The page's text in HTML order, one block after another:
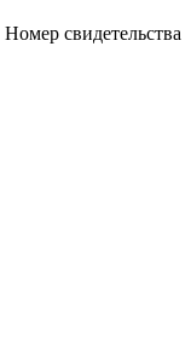
Номер свидетельства